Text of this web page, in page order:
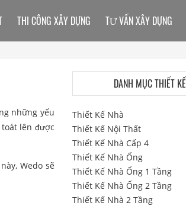
những yếu
lên được
Wedo sẽ
THI CÔNG XÂY DỰNG TƯ VẤN XÂY DỰNG
DANH MỤC THIẾT KẾ
Thiết Kế Nhà
Thiết Kế Nội Thất
Thiết Kế Nhà Cấp 4
Thiết Kế Nhà Ống
Thiết Kế Nhà Ống 1 Tầng
Thiết Kế Nhà Ống 2 Tầng
Thiết Kế Nhà 2 Tầng